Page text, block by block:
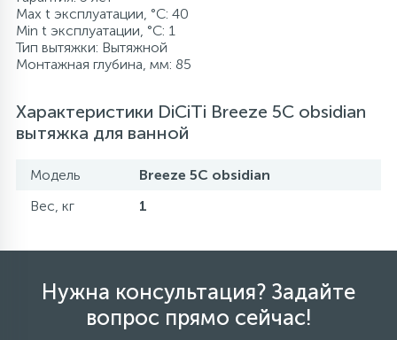
Max t эксплуатации, °С: 40
Min t эксплуатации, °С: 1
Тип вытяжки: Вытяжной
Монтажная глубина, мм: 85
Характеристики DiCiTi Breeze 5C obsidian
вытяжка для ванной
Модель
Breeze 5C obsidian
Вес, кг
1
Нужна консультация? Задайте
вопрос прямо сейчас!